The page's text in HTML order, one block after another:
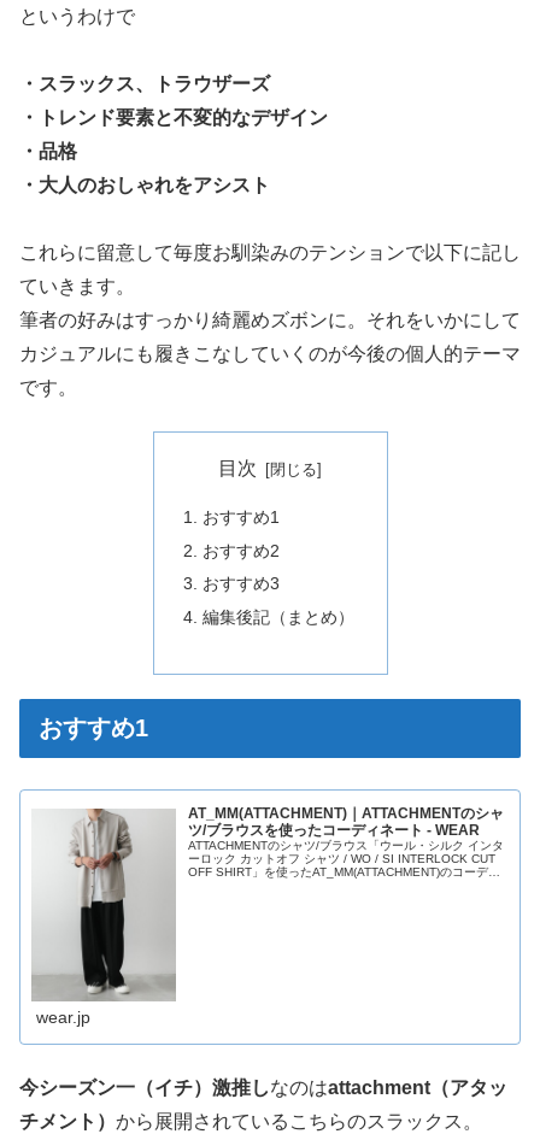
というわけで
・スラックス、トラウザーズ
・トレンド要素と不変的なデザイン
・品格
・大人のおしゃれをアシスト
これらに留意して毎度お馴染みのテンションで以下に記し
ていきます。
筆者の好みはすっかり綺麗めズボンに。それをいかにして
カジュアルにも履きこなしていくのが今後の個人的テーマ
です。
目次
おすすめ1
おすすめ2
おすすめ3
編集後記（まとめ）
おすすめ1
AT_MM(ATTACHMENT)｜ATTACHMENTのシャ
ツ/ブラウスを使ったコーディネート - WEAR
ATTACHMENTのシャツ/ブラウス「ウール・シルク インタ
ーロック カットオフ シャツ / WO / SI INTERLOCK CUT
OFF SHIRT」を使ったAT_MM(ATTACHMENT)のコーディ
wear.jp
今シーズン一（イチ）激推しなのはattachment（アタッ
チメント） から展開されているこちらのスラックス。